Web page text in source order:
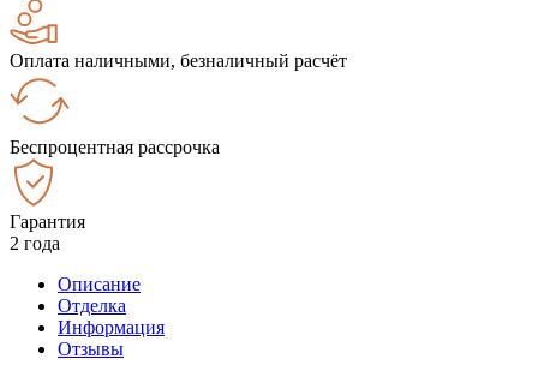
Оплата наличными, безналичный расчёт
Беспроцентная рассрочка
Гарантия
2 года
Описание
Отделка
Информация
Отзывы